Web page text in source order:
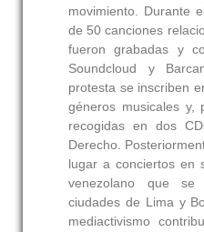
movimiento. Durante
de 50 canciones
fueron grabadas y
Soundcloud y
protesta se inscriben
géneros musicales y,
recogidas en dos
Derecho.
lugar a conciertos en
venezolano que
ciudades de Lima y
mediactivismo